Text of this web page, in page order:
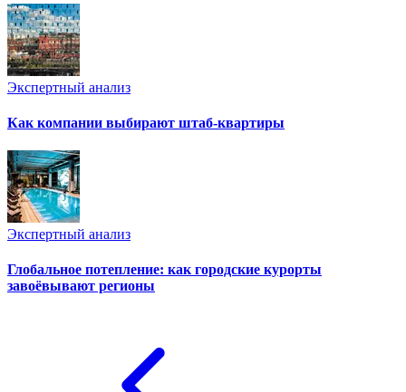
Экспертный анализ
Как компании выбирают штаб-квартиры
Экспертный анализ
Глобальное потепление: как городские курорты
завоёвывают регионы